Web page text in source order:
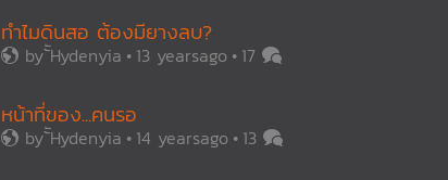
ทำไมดินสอ ต้องมียางลบ?
by้ัHydenyia 13 yearsago 17
หน้าที่ของ...คนรอ
by้ัHydenyia 14 yearsago 13